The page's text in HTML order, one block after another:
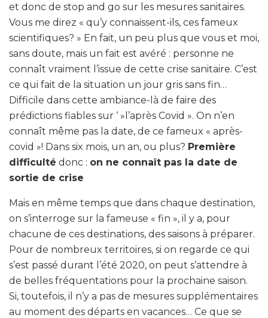
et donc de stop and go sur les mesures sanitaires.
Vous me direz « qu’y connaissent-ils, ces fameux
scientifiques? » En fait, un peu plus que vous et moi,
sans doute, mais un fait est avéré : personne ne
connaît vraiment l’issue de cette crise sanitaire. C’est
ce qui fait de la situation un jour gris sans fin…
Difficile dans cette ambiance-là de faire des
prédictions fiables sur ‘ »l’après Covid ». On n’en
connaît même pas la date, de ce fameux « après-
covid »! Dans six mois, un an, ou plus? Première
difficulté donc : on ne connaît pas la date de
sortie de crise
Mais en même temps que dans chaque destination,
on s’interroge sur la fameuse « fin », il y a, pour
chacune de ces destinations, des saisons à préparer.
Pour de nombreux territoires, si on regarde ce qui
s’est passé durant l’été 2020, on peut s’attendre à
de belles fréquentations pour la prochaine saison.
Si, toutefois, il n’y a pas de mesures supplémentaires
au moment des départs en vacances… Ce que se